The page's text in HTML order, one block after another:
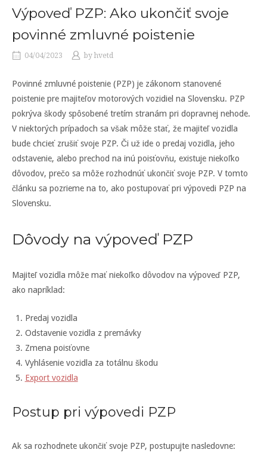
Výpoveď PZP: Ako ukončiť svoje
povinné zmluvné poistenie
04/04/2023 by hvetd
Povinné zmluvné poistenie (PZP) je zákonom stanovené
poistenie pre majiteľov motorových vozidiel na Slovensku. PZP
pokrýva škody spôsobené tretím stranám pri dopravnej nehode.
V niektorých prípadoch sa však môže stať, že majiteľ vozidla
bude chcieť zrušiť svoje PZP. Či už ide o predaj vozidla, jeho
odstavenie, alebo prechod na inú poisťovňu, existuje niekoľko
dôvodov, prečo sa môže rozhodnúť ukončiť svoje PZP. V tomto
článku sa pozrieme na to, ako postupovať pri výpovedi PZP na
Slovensku.
Dôvody na výpoveď PZP
Majiteľ vozidla môže mať niekoľko dôvodov na výpoveď PZP,
ako napríklad:
Predaj vozidla
Odstavenie vozidla z premávky
Zmena poisťovne
Vyhlásenie vozidla za totálnu škodu
Export vozidla
Postup pri výpovedi PZP
Ak sa rozhodnete ukončiť svoje PZP, postupujte nasledovne: